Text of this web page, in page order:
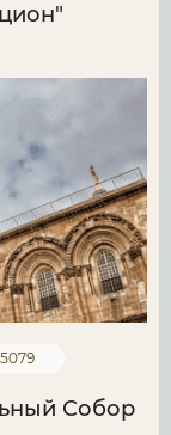
Собор